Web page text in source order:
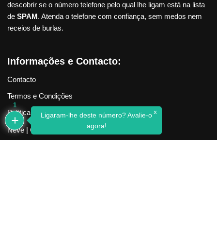
descobrir se o número telefone pelo qual lhe ligam está na lista
de SPAM. Atenda o telefone com confiança, sem medos nem
receios de burlas.
Informações e Contacto:
Contacto
Termos e Condições
Política de Privacidade
Neve| Criado com WordPress
1
Ligaram-lhe deste número? Avalie-o
agora!
x